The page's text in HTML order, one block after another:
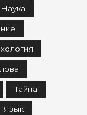
Наука
Тайна
Язык